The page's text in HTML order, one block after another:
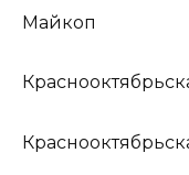
Майкоп